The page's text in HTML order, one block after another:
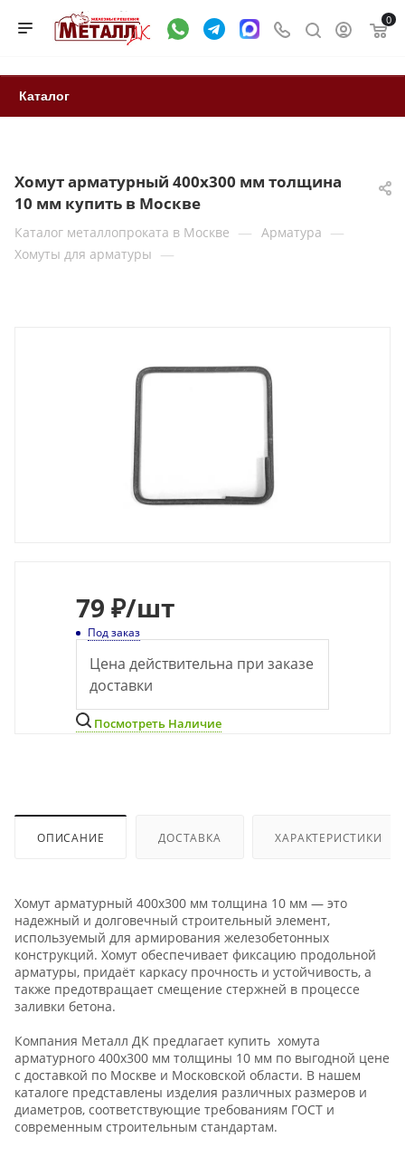
0
Каталог
Хомут арматурный 400х300 мм толщина
10 мм купить в Москве
Каталог металлопроката в Москве — Арматура —
Хомуты для арматуры —
79 ₽/шт
Под заказ
Цена действительна при заказе
доставки
Посмотреть Наличие
ОПИСАНИЕ ДОСТАВКА ХАРАКТЕРИСТИКИ
Хомут арматурный 400х300 мм толщина 10 мм — это
надежный и долговечный строительный элемент,
используемый для армирования железобетонных
конструкций. Хомут обеспечивает фиксацию продольной
арматуры, придаёт каркасу прочность и устойчивость, а
также предотвращает смещение стержней в процессе
заливки бетона.
Компания Металл ДК предлагает купить хомута
арматурного 400х300 мм толщины 10 мм по выгодной цене
с доставкой по Москве и Московской области. В нашем
каталоге представлены изделия различных размеров и
диаметров, соответствующие требованиям ГОСТ и
современным строительным стандартам.